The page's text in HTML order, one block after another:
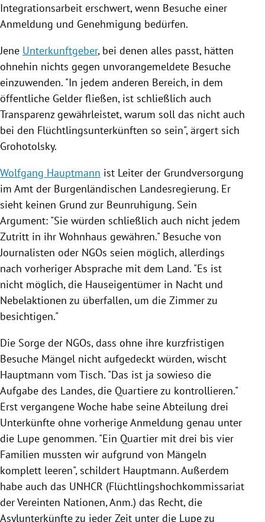
Integrationsarbeit erschwert, wenn Besuche einer
Anmeldung und Genehmigung bedürfen.
Jene Unterkunftgeber, bei denen alles passt, hätten
ohnehin nichts gegen unvorangemeldete Besuche
einzuwenden. "In jedem anderen Bereich, in dem
öffentliche Gelder fließen, ist schließlich auch
Transparenz gewährleistet, warum soll das nicht auch
bei den Flüchtlingsunterkünften so sein", ärgert sich
Grohotolsky.
Wolfgang Hauptmann ist Leiter der Grundversorgung
im Amt der Burgenländischen Landesregierung. Er
sieht keinen Grund zur Beunruhigung. Sein
Argument: "Sie würden schließlich auch nicht jedem
Zutritt in ihr Wohnhaus gewähren." Besuche von
Journalisten oder NGOs seien möglich, allerdings
nach vorheriger Absprache mit dem Land. "Es ist
nicht möglich, die Hauseigentümer in Nacht und
Nebelaktionen zu überfallen, um die Zimmer zu
besichtigen."
Die Sorge der NGOs, dass ohne ihre kurzfristigen
Besuche Mängel nicht aufgedeckt würden, wischt
Hauptmann vom Tisch. "Das ist ja sowieso die
Aufgabe des Landes, die Quartiere zu kontrollieren."
Erst vergangene Woche habe seine Abteilung drei
Unterkünfte ohne vorherige Anmeldung genau unter
die Lupe genommen. "Ein Quartier mit drei bis vier
Familien mussten wir aufgrund von Mängeln
komplett leeren", schildert Hauptmann. Außerdem
habe auch das UNHCR (Flüchtlingshochkommissariat
derVereinten Nationen, Anm.) das Recht, die
Asylunterkünftezu jeder Zeit unter die Lupe zu